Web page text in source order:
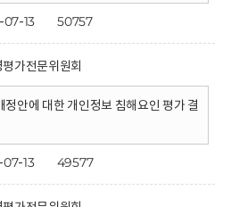
13 50757
평가전문위원회
정안에 대한 개인정보 침해요인 평가 결
13 49577